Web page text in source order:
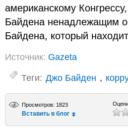
американскому
Байдена ненадлежащим
Байдена, который
Источник: Gazeta
Теги: Джо Байден ,
Просмотров: 1823
Вставить в блог